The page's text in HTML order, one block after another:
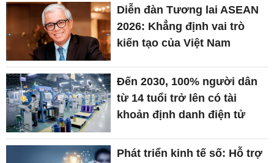
Diễn đàn Tương lai ASEAN
2026: Khẳng định vai trò
kiến tạo của Việt Nam
Đến 2030, 100% người dân
từ 14 tuổi trở lên có tài
khoản định danh điện tử
Phát triển kinh tế số: Hỗ trợ